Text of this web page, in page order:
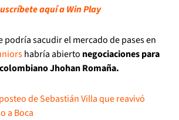
aquí a Win Play
podría sacudir el mercado de pases en
habría abierto negociaciones para
Jhohan Romaña.
de Sebastián Villa que reavivó
a Boca